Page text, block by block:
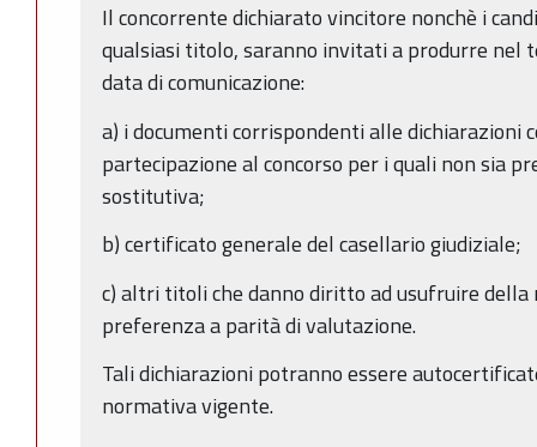
Il concorrente dichiarato vincitore nonchè i
qualsiasi titolo, saranno invitati a produrre nel
data di comunicazione:
a) i documenti corrispondenti alle dichiarazioni
partecipazione al concorso per i quali non sia
sostitutiva;
b) certificato generale del casellario giudiziale;
c) altri titoli che danno diritto ad usufruire della
preferenza a parità di valutazione.
Tali dichiarazioni potranno essere
normativa vigente.